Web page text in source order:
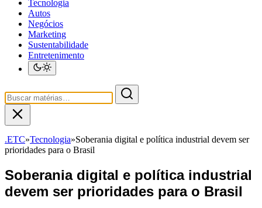
Tecnologia
Autos
Negócios
Marketing
Sustentabilidade
Entretenimento
.ETC»Tecnologia»Soberania digital e política industrial devem ser
prioridades para o Brasil
Soberania digital e política industrial
devem ser prioridades para o Brasil